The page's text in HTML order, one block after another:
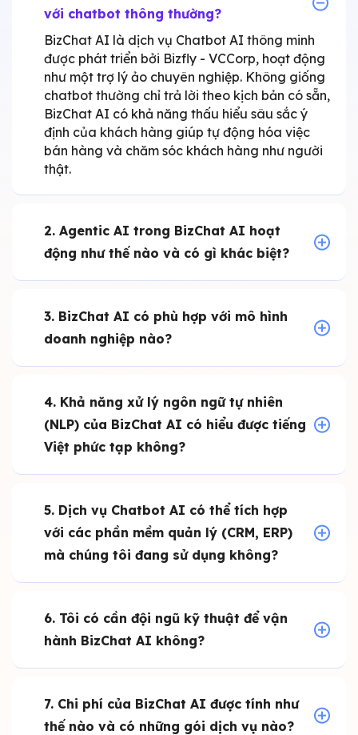
với chatbot thông thường?
BizChat AI là dịch vụ Chatbot AI thông minh
được phát triển bởi Bizfly - VCCorp, hoạt động
như một trợ lý ảo chuyên nghiệp. Không giống
chatbot thường chỉ trả lời theo kịch bản có sẵn,
BizChat AI có khả năng thấu hiểu sâu sắc ý
định của khách hàng giúp tự động hóa việc
bán hàng và chăm sóc khách hàng như người
thật.
2. Agentic AI trong BizChat AI hoạt
động như thế nào và có gì khác biệt?
3. BizChat AI có phù hợp với mô hình
doanh nghiệp nào?
4. Khả năng xử lý ngôn ngữ tự nhiên
(NLP) của BizChat AI có hiểu được tiếng
Việt phức tạp không?
5. Dịch vụ Chatbot AI có thể tích hợp
với các phần mềm quản lý (CRM, ERP)
mà chúng tôi đang sử dụng không?
6. Tôi có cần đội ngũ kỹ thuật để vận
hành BizChat AI không?
7. Chi phí của BizChat AI được tính như
thế nào và có những gói dịch vụ nào?